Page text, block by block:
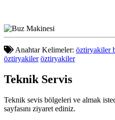
Anahtar Kelimeler: öztiryakiler
öztiryakiler öztiryakiler
Teknik Servis
Teknik sevis bölgeleri ve almak
sayfasını ziyaret ediniz.